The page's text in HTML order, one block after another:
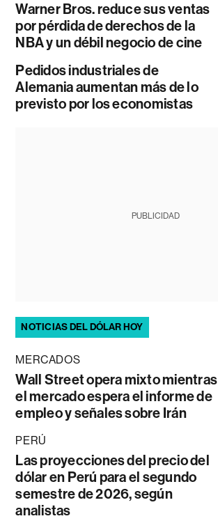
Warner Bros. reduce sus ventas
por pérdida de derechos de la
NBA y un débil negocio de cine
Pedidos industriales de
Alemania aumentan más de lo
previsto por los economistas
PUBLICIDAD
NOTICIAS DEL DÓLAR HOY
MERCADOS
Wall Street opera mixto mientras
el mercado espera el informe de
empleo y señales sobre Irán
PERÚ
Las proyecciones del precio del
dólar en Perú para el segundo
semestre de 2026, según
analistas